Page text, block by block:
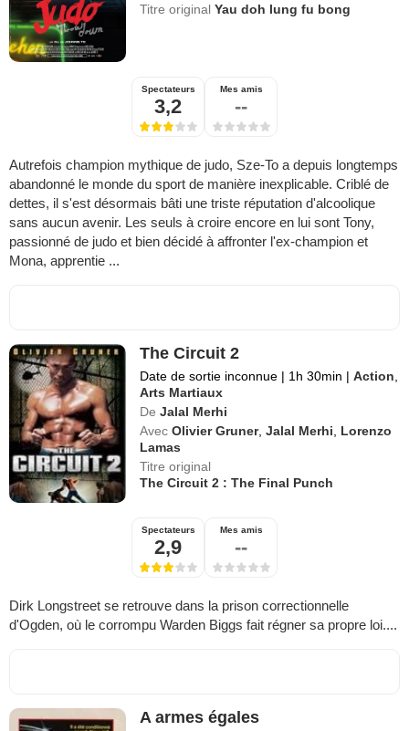
Titre originalYau doh lung fu bong
Spectateurs
3,2
Mes amis
--
Autrefois champion mythique de judo, Sze-To a depuis longtemps
abandonné le monde du sport de manière inexplicable. Criblé de
dettes, il s'est désormais bâti une triste réputation d'alcoolique
sans aucun avenir. Les seuls à croire encore en lui sont Tony,
passionné de judo et bien décidé à affronter l'ex-champion et
Mona, apprentie ...
The Circuit 2
Date de sortie inconnue | 1h 30min | Action
Arts Martiaux
De Jalal Merhi
Avec Olivier Gruner,Jalal Merhi
Lorenzo
Lamas
Titre original
The Circuit 2 : The Final Punch
Spectateurs
2,9
Mes amis
--
Dirk Longstreet se retrouve dans la prison correctionnelle
d'Ogden, où le corrompu Warden Biggs fait régner sa propre loi....
A armes égales